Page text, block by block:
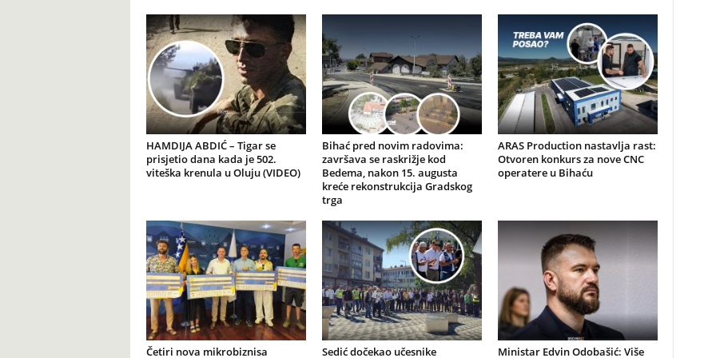
HAMDIJA ABDIĆ – Tigar se
prisjetio dana kada je 502.
viteška krenula u Oluju (VIDEO)
Bihać pred novim radovima:
završava se raskrižje kod
Bedema, nakon 15. augusta
kreće rekonstrukcija Gradskog
trga
ARAS Production nastavlja rast:
Otvoren konkurs za nove CNC
operatere u Bihaću
Četiri nova mikrobiznisa Sedić dočekao učesnike Ministar Edvin Odobašić: Više